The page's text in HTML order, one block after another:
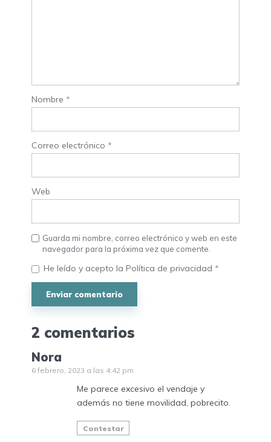
Nombre *
Correo electrónico *
Web
Guarda mi nombre, correo electrónico y web en este
navegador para la próxima vez que comente.
He leído y acepto la Política de privacidad *
2 comentarios
Nora
6 febrero, 2023 a las 4:42 pm
Me parece excesivo el vendaje y
además no tiene movilidad, pobrecito.
Contestar